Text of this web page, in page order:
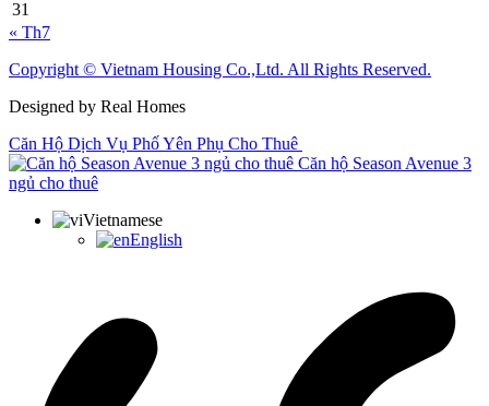
31
« Th7
Copyright © Vietnam Housing Co.,Ltd. All Rights Reserved.
Designed by Real Homes
Căn Hộ Dịch Vụ Phố Yên Phụ Cho Thuê
Căn hộ Season Avenue 3
ngủ cho thuê
Vietnamese
English